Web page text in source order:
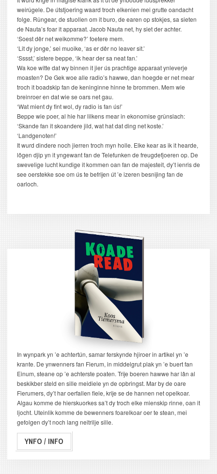
weirûgele. De útstjoering waard troch elkenien mei grutte oandacht
folge. Rûngear, de stuollen om it buro, de earen op stokjes, sa sieten
de Nauta’s foar it apparaat. Jacob Nauta net, hy siet der achter.
‘Soest dêr net weikomme?’ foetere mem.
‘Lit dy jonge,’ sei muoike, ‘as er dêr no leaver sit.’
‘Sssst,’ sistere beppe, ‘ik hear der sa neat fan.’
Wa koe witte dat wy binnen it jier ús prachtige apparaat ynleverje
moasten? De Gek woe alle radio’s hawwe, dan hoegde er net mear
troch it boadskip fan de keninginne hinne te brommen. Mem wie
breinroer en dat wie se oars net gau.
‘Wat mient dy fint wol, dy radio is fan ús!’
Beppe wie poer, al hie har lilkens mear in ekonomise grûnslach:
‘Skande fan it skoandere jild, wat hat dat ding net koste.’
‘Landgenoten!’
It wurd dindere noch jierren troch myn holle. Elke kear as ik it hearde,
lôgen djip yn it yngewant fan de Telefunken de freugdefjoeren op. De
swevelige lucht kundige it kommen oan fan de majesteit, dy’t ienris de
see oerstekke soe om ús te befrijen út ’e izeren besnijing fan de
oarloch.
In wynpark yn ’e achtertún, samar ferskynde hjiroer in artikel yn ’e
krante. De ynwenners fan Fierum, in middelgrut plak yn ’e buert fan
Einum, steane op ’e achterste poaten. Trije boeren hawwe har lân al
beskikber steld en sille meidiele yn de opbringst. Mar by de oare
Fierumers, dy’t har oerfallen fiele, krije se de hannen net opelkoar.
Algau komme de hierskuorkes sa’t dy troch elke mienskip rinne, oan it
ljocht. Uteinlik komme de bewenners foarelkoar oer te stean, mei
gefolgen dy’t noch lang neitrilje sille.
YNFO / INFO